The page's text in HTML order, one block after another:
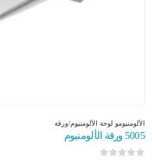
الألومنيومو لوحة الألومنيوم/ورقة
5005 ورقة الألومنيوم